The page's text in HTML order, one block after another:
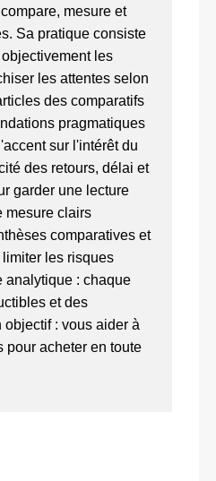
mesure et
Sa pratique consiste
les
les attentes selon
des comparatifs
pragmatiques
sur l'intérêt du
des retours, délai et
garder une lecture
mesure clairs
comparatives et
les risques
analytique : chaque
et des
: vous aider à
pour acheter en toute